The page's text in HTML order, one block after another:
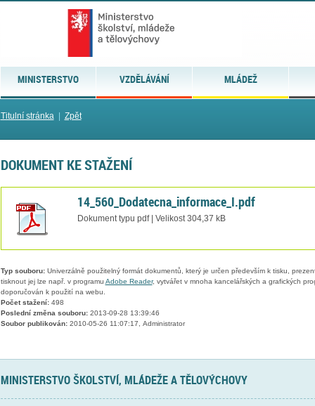
MINISTERSTVO VZDĚLÁVÁNÍ MLÁDEŽ
Titulní stránka| Zpět
DOKUMENT KE STAŽENÍ
14_560_Dodatecna_informace_I.pdf
Dokument typu pdf | Velikost 304,37 kB
Typ souboru:Univerzálně použitelný formát dokumentů, který je určen především k tisku,
tisknout jej lze např. v programu Adobe Reader, vytvářet v mnoha kancelářských a grafických
doporučován k použití na webu.
Počet stažení:498
Poslední změna souboru:2013-09-28 13:39:46
Soubor publikován:2010-05-26 11:07:17, Administrator
MINISTERSTVO ŠKOLSTVÍ, MLÁDEŽE A TĚLOVÝCHOVY